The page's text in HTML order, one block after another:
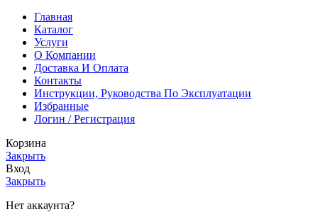
Главная
Каталог
Услуги
О Компании
Доставка И Оплата
Контакты
Инструкции, Руководства По Эксплуатации
Избранные
Логин / Регистрация
Корзина
Закрыть
Вход
Закрыть
Нет аккаунта?